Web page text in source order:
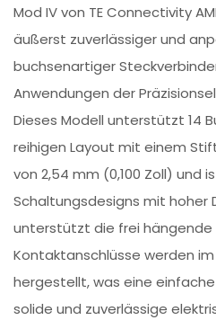
Mod IV von TE Connectivity
äußerst zuverlässiger und
buchsenartiger
Anwendungen der
Dieses Modell unterstützt 14
reihigen Layout mit einem
von 2,54 mm (0,100 Zoll) und
Schaltungsdesigns mit hoher
unterstützt die frei hängende
Kontaktanschlüsse werden
hergestellt, was eine
solide und zuverlässige